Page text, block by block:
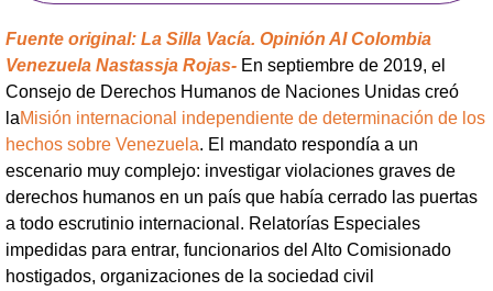
Fuente original: La Silla Vacía. Opinión AI Colombia
Venezuela Nastassja Rojas- En septiembre de 2019, el
Consejo de Derechos Humanos de Naciones Unidas creó
laMisión internacional independiente de determinación de los
hechos sobre Venezuela. El mandato respondía a un
escenario muy complejo: investigar violaciones graves de
derechos humanos en un país que había cerrado las puertas
a todo escrutinio internacional. Relatorías Especiales
impedidas para entrar, funcionarios del Alto Comisionado
hostigados, organizaciones de la sociedad civil